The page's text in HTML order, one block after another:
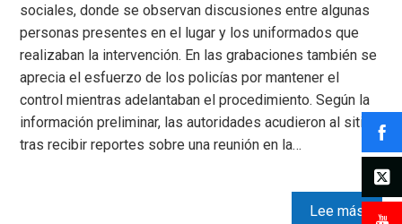
sociales, donde se observan discusiones entre algunas
personas presentes en el lugar y los uniformados que
realizaban la intervención. En las grabaciones también se
aprecia el esfuerzo de los policías por mantener el
control mientras adelantaban el procedimiento. Según la
información preliminar, las autoridades acudieron al sitio
tras recibir reportes sobre una reunión en la…
Lee más